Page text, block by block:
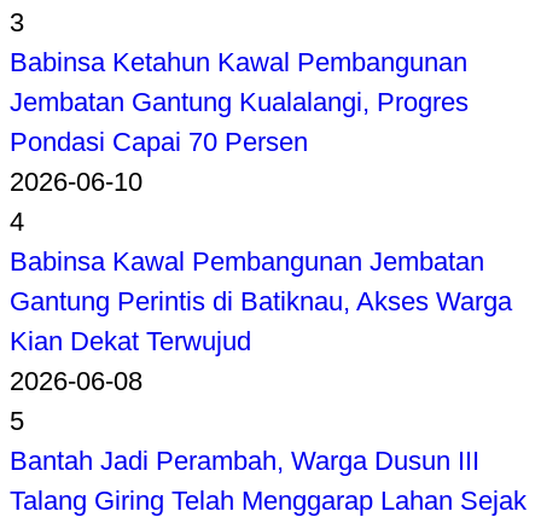
3
Babinsa Ketahun Kawal Pembangunan
Jembatan Gantung Kualalangi, Progres
Pondasi Capai 70 Persen
2026-06-10
4
Babinsa Kawal Pembangunan Jembatan
Gantung Perintis di Batiknau, Akses Warga
Kian Dekat Terwujud
2026-06-08
5
Bantah Jadi Perambah, Warga Dusun III
Talang Giring Telah Menggarap Lahan Sejak